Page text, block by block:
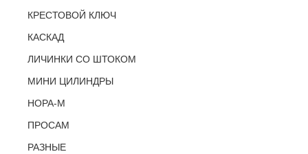
КРЕСТОВОЙ КЛЮЧ
КАСКАД
ЛИЧИНКИ СО ШТОКОМ
МИНИ ЦИЛИНДРЫ
НОРА-М
ПРОСАМ
РАЗНЫЕ